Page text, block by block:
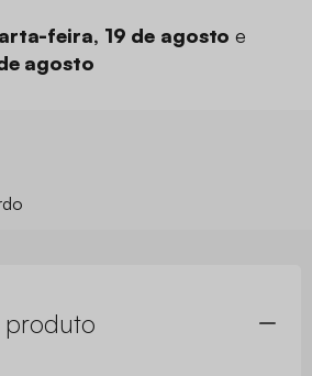
feira, 19 de agostoe
agosto
produto